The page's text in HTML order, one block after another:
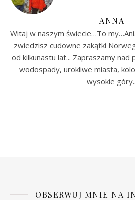
ANNA
Witaj w naszym świecie…To
zwiedzisz cudowne zakątki
od kilkunastu lat... Zapraszamy nad
wodospady, urokliwe miasta,
wysokie
OBSERWUJ MNIE NA